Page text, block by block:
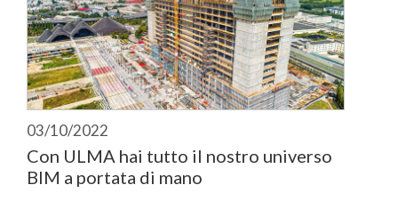
03/10/2022
Con ULMA hai tutto il nostro universo
BIM a portata di mano